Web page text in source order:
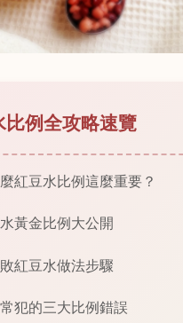
比例全攻略速覽
紅豆水比例這麼重要？
黃金比例大公開
紅豆水做法步驟
犯的三大比例錯誤